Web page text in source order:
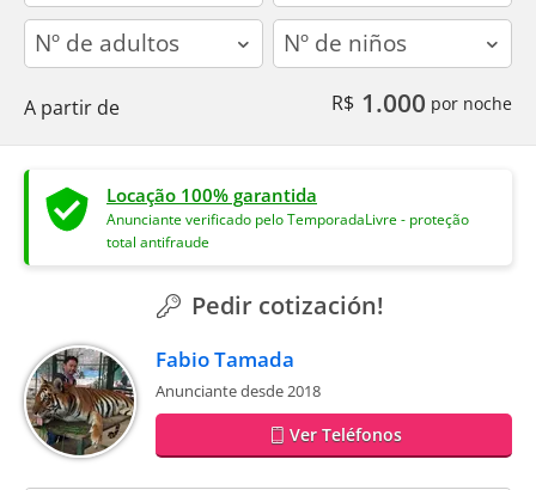
adults children
A partir de R$ 1.000 por noche
Locação 100% garantida
Anunciante verificado pelo TemporadaLivre - proteção
total antifraude
Pedir cotización!
Fabio Tamada
Anunciante desde 2018
Ver Teléfonos